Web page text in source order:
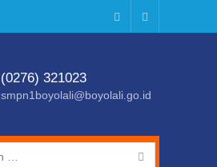
Instagram
Youtube
(0276) 321023
smpn1boyolali@boyolali.go.id